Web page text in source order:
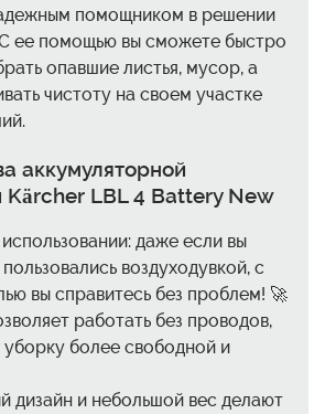
помощником в решении
ее помощью вы сможете быстро
опавшие листья, мусор, а
чистоту на своем участке
аккумуляторной
Kärcher LBL 4 Battery New
даже если вы
воздуходувкой, с
вы справитесь без проблем! 🚀
работать без проводов,
уборку более свободной и
дизайн и небольшой вес делают